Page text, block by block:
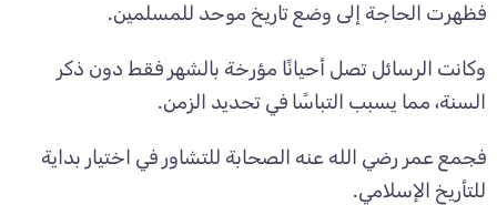
فظهرت الحاجة إلى وضع تاريخ موحد للمسلمين.
وكانت الرسائل تصل أحيانًا مؤرخة بالشهر فقط دون ذكر
السنة، مما يسبب التباسًا في تحديد الزمن.
فجمع عمر رضي الله عنه الصحابة للتشاور في اختيار بداية
للتأريخ الإسلامي.